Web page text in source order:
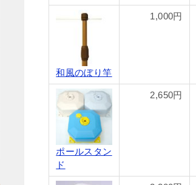
和風のぼり竿
1,000円
ポールスタン
ド
2,650円